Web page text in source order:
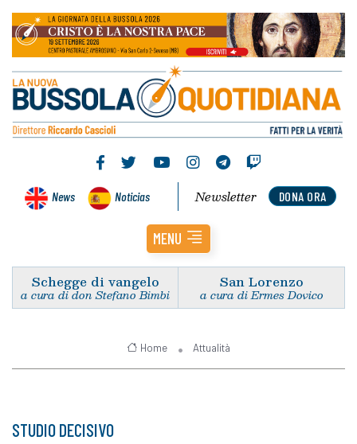
News Noticias DONA ORA
Newsletter
MENU
Schegge di vangelo
a cura di don Stefano Bimbi
San Lorenzo
a cura di Ermes Dovico
Home Attualità
STUDIO DECISIVO